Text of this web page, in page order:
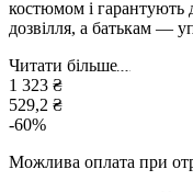
костюмом і гарантують
дозвілля, а батькам —
Читати більше
1 323 ₴
529,2 ₴
-60%
Можлива оплата при